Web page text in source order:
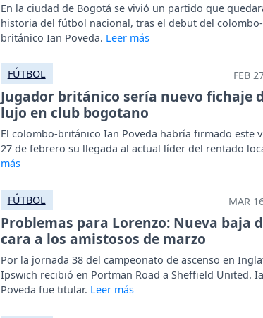
En la ciudad de Bogotá se vivió un partido que
historia del fútbol nacional, tras el debut del colombo-
británico Ian Poveda.
FÚTBOL FEB
Jugador británico sería nuevo fichaje
lujo en club bogotano
El colombo-británico Ian Poveda habría firmado este
27 de febrero su llegada al actual líder del rentado
FÚTBOL MAR
Problemas para Lorenzo: Nueva baja
cara a los amistosos de marzo
Por la jornada 38 del campeonato de ascenso en
Ipswich recibió en Portman Road a Sheffield United.
Poveda fue titular.